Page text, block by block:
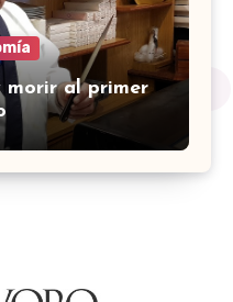
morir al primer